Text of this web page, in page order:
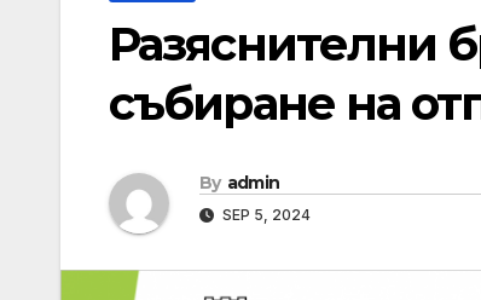
Разяснителни
събиране на
By admin
SEP 5, 2024